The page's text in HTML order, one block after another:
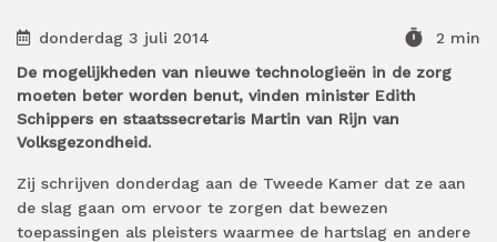
donderdag 3 juli 2014 timer
2 min
De mogelijkheden van nieuwe technologieën in de zorg
moeten beter worden benut, vinden minister Edith
Schippers en staatssecretaris Martin van Rijn van
Volksgezondheid.
Zij schrijven donderdag aan de Tweede Kamer dat ze aan
de slag gaan om ervoor te zorgen dat bewezen
toepassingen als pleisters waarmee de hartslag en andere